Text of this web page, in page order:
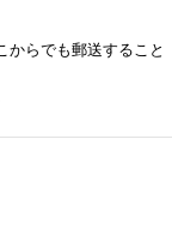
からでも郵送すること